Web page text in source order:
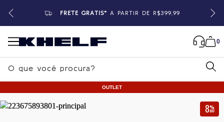
FRETE GRÁTIS* A PARTIR DE R$399,99
0
B
u
s
c
a
OUTLET
8%
OFF